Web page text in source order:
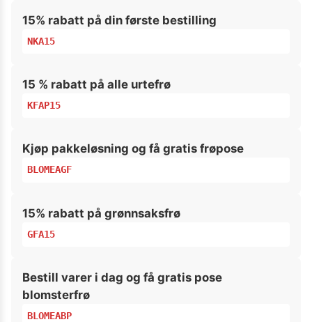
15% rabatt på din første bestilling
NKA15
15 % rabatt på alle urtefrø
KFAP15
Kjøp pakkeløsning og få gratis frøpose
BLOMEAGF
15% rabatt på grønnsaksfrø
GFA15
Bestill varer i dag og få gratis pose
blomsterfrø
BLOMEABP